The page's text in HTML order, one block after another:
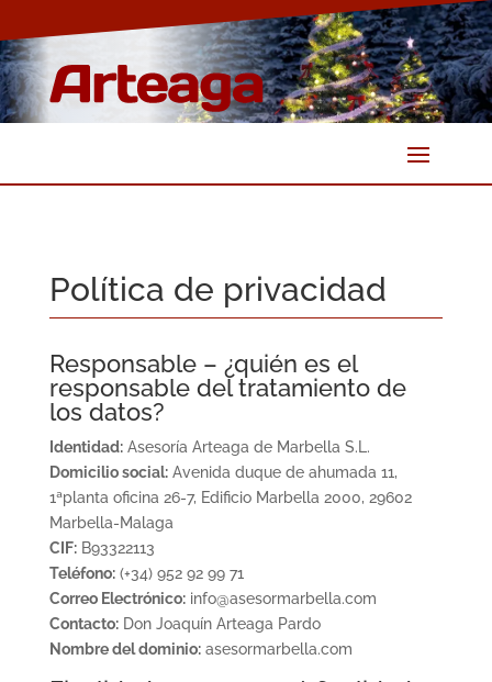
Política de privacidad
Responsable – ¿quién es el
responsable del tratamiento de
los datos?
Identidad:Asesoría Arteaga de Marbella S.L.
Domicilio social: Avenida duque de ahumada 11,
1ªplanta oficina 26-7, Edificio Marbella 2000, 29602
Marbella-Malaga
CIF:B93322113
Teléfono: (+34) 952 92 99 71
Correo Electrónico:info@asesormarbella.com
Contacto: Don Joaquín Arteaga Pardo
Nombre del dominio:asesormarbella.com